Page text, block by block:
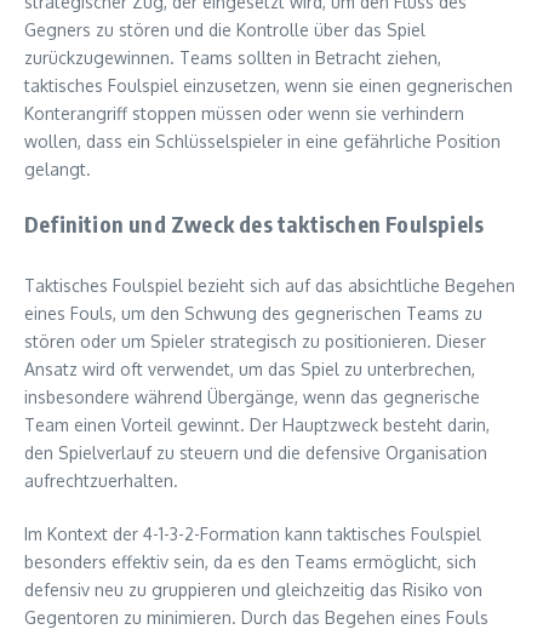
Gegners zu stören und die Kontrolle über das Spiel
zurückzugewinnen. Teams sollten in Betracht ziehen,
taktisches Foulspiel einzusetzen, wenn sie einen gegnerischen
Konterangriff stoppen müssen oder wenn sie verhindern
wollen, dass ein Schlüsselspieler in eine gefährliche Position
gelangt.
Definition und Zweck des taktischen Foulspiels
Taktisches Foulspiel bezieht sich auf das absichtliche Begehen
eines Fouls, um den Schwung des gegnerischen Teams zu
stören oder um Spieler strategisch zu positionieren. Dieser
Ansatz wird oft verwendet, um das Spiel zu unterbrechen,
insbesondere während Übergänge, wenn das gegnerische
Team einen Vorteil gewinnt. Der Hauptzweck besteht darin,
den Spielverlauf zu steuern und die defensive Organisation
aufrechtzuerhalten.
Im Kontext der 4-1-3-2-Formation kann taktisches Foulspiel
besonders effektiv sein, da es den Teams ermöglicht, sich
defensiv neu zu gruppieren und gleichzeitig das Risiko von
Gegentoren zu minimieren. Durch das Begehen eines Fouls